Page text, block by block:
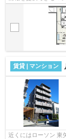
に移動できます。敷
賃貸 | マンション
近くにはローソン 東